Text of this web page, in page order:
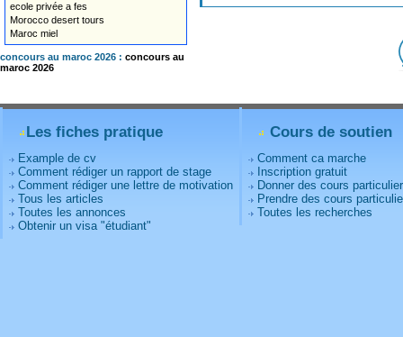
ecole privée a fes
Morocco desert tours
Maroc miel
concours au maroc 2026 : concours au
maroc 2026
Les fiches pratique
Example de cv
Comment rédiger un rapport de stage
Comment rédiger une lettre de motivation
Tous les articles
Toutes les annonces
Obtenir un visa "étudiant"
Cours de soutien
Comment ca marche
Inscription gratuit
Donner des cours
Prendre des cours
Toutes les recherches